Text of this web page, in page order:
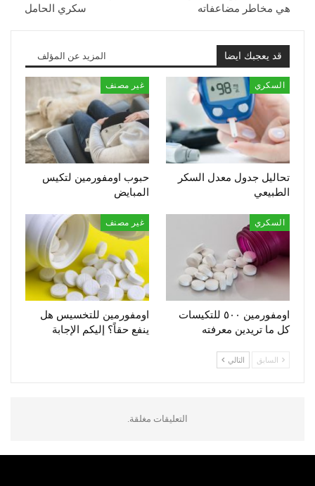
هي مخاطر مضاعفاته
سكري الحامل
قد يعجبك ايضا المزيد عن المؤلف
السكري
تحاليل جدول معدل السكر
الطبيعي
غير مصنف
حبوب اومفورمين لتكيس
المبايض
السكري
اومفورمين ٥٠٠ للتكيسات
كل ما تريدين معرفته
غير مصنف
اومفورمين للتخسيس هل
ينفع حقاً؟ إليكم الإجابة
السابق التالي
التعليقات مغلقة.